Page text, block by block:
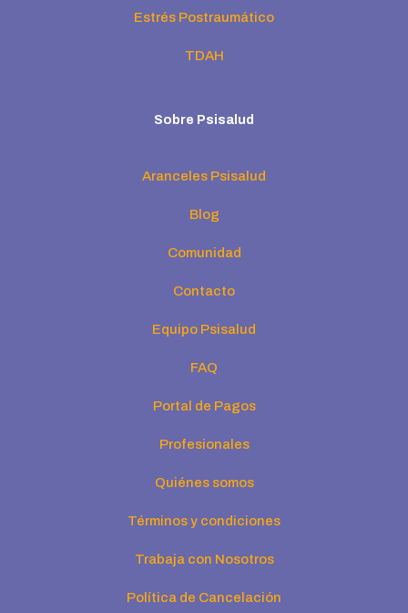
Estrés Postraumático
TDAH
Sobre Psisalud
Aranceles Psisalud
Blog
Comunidad
Contacto
Equipo Psisalud
FAQ
Portal de Pagos
Profesionales
Quiénes somos
Términos y condiciones
Trabaja con Nosotros
Política de Cancelación